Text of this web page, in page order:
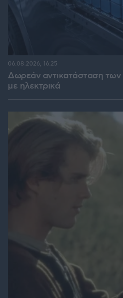
Δωρεάν αντικατάσταση των
με ηλεκτρικά
06.08.2026, 16:25